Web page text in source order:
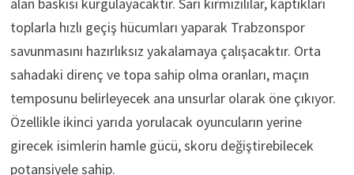
alan baskısı kurgulayacaktır. Sarı kırmızılılar, kaptıkları
toplarla hızlı geçiş hücumları yaparak Trabzonspor
savunmasını hazırlıksız yakalamaya çalışacaktır. Orta
sahadaki direnç ve topa sahip olma oranları, maçın
temposunu belirleyecek ana unsurlar olarak öne çıkıyor.
Özellikle ikinci yarıda yorulacak oyuncuların yerine
girecek isimlerin hamle gücü, skoru değiştirebilecek
potansiyele sahip.